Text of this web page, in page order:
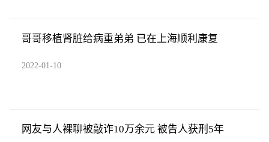
哥哥移植肾脏给病重弟弟 已在上海顺利康复
2022-01-10
网友与人裸聊被敲诈10万余元 被告人获刑5年